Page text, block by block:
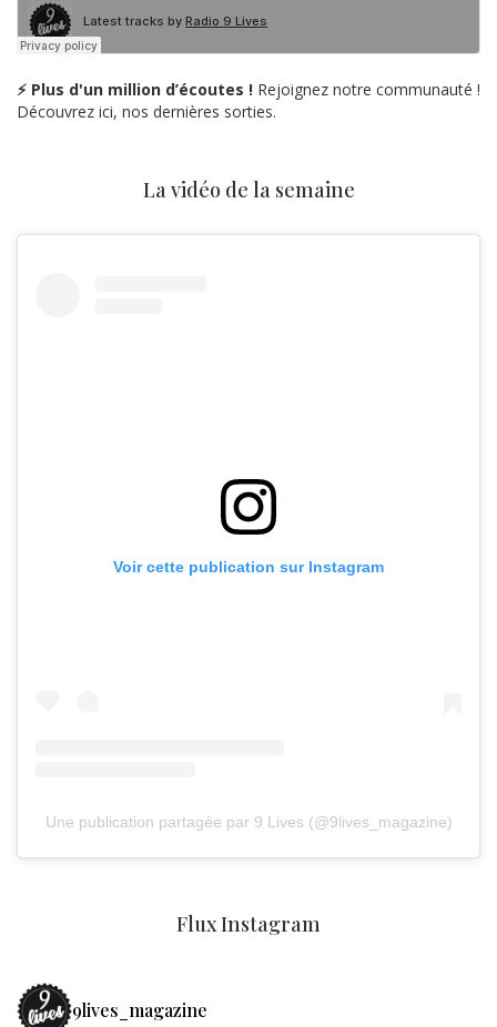
⚡ Plus d'un million d’écoutes ! Rejoignez notre communauté !
Découvrez ici, nos dernières sorties.
La vidéo de la semaine
Voir cette publication sur Instagram
Une publication partagée par 9 Lives (@9lives_magazine)
Flux Instagram
9lives_magazine